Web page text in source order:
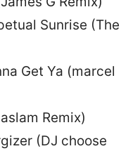
Sunrise (The
Get Ya (marcel
Remix)
(DJ choose